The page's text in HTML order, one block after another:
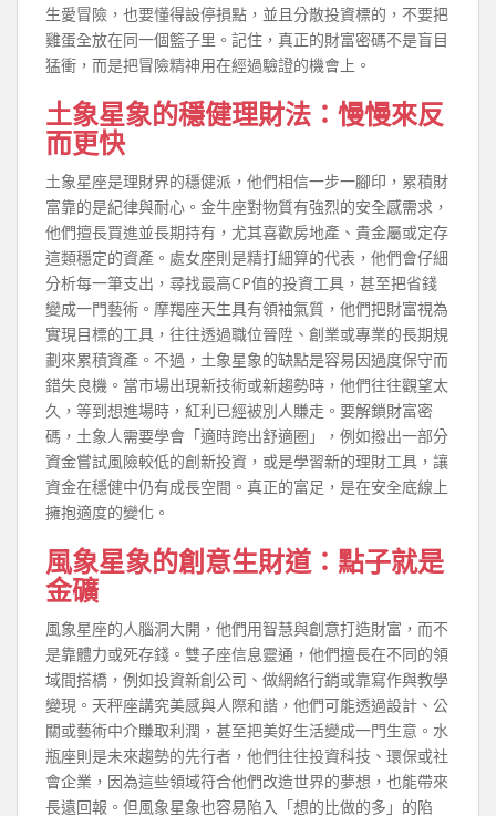
生愛冒險，也要懂得設停損點，並且分散投資標的，不要把
雞蛋全放在同一個籃子里。記住，真正的財富密碼不是盲目
猛衝，而是把冒險精神用在經過驗證的機會上。
土象星象的穩健理財法：慢慢來反
而更快
土象星座是理財界的穩健派，他們相信一步一腳印，累積財
富靠的是紀律與耐心。金牛座對物質有強烈的安全感需求，
他們擅長買進並長期持有，尤其喜歡房地產、貴金屬或定存
這類穩定的資產。處女座則是精打細算的代表，他們會仔細
分析每一筆支出，尋找最高CP值的投資工具，甚至把省錢
變成一門藝術。摩羯座天生具有領袖氣質，他們把財富視為
實現目標的工具，往往透過職位晉陞、創業或專業的長期規
劃來累積資產。不過，土象星象的缺點是容易因過度保守而
錯失良機。當市場出現新技術或新趨勢時，他們往往觀望太
久，等到想進場時，紅利已經被別人賺走。要解鎖財富密
碼，土象人需要學會「適時跨出舒適圈」，例如撥出一部分
資金嘗試風險較低的創新投資，或是學習新的理財工具，讓
資金在穩健中仍有成長空間。真正的富足，是在安全底線上
擁抱適度的變化。
風象星象的創意生財道：點子就是
金礦
風象星座的人腦洞大開，他們用智慧與創意打造財富，而不
是靠體力或死存錢。雙子座信息靈通，他們擅長在不同的領
域間搭橋，例如投資新創公司、做網絡行銷或靠寫作與教學
變現。天秤座講究美感與人際和諧，他們可能透過設計、公
關或藝術中介賺取利潤，甚至把美好生活變成一門生意。水
瓶座則是未來趨勢的先行者，他們往往投資科技、環保或社
會企業，因為這些領域符合他們改造世界的夢想，也能帶來
長遠回報。但風象星象也容易陷入「想的比做的多」的陷